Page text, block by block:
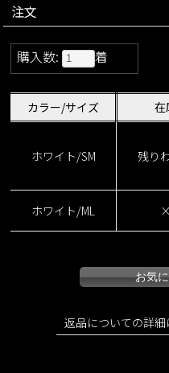
注文
購入数: 着
カラー/サイズ 在
ホワイト/SM 残り
ホワイト/ML ×
返品についての詳細